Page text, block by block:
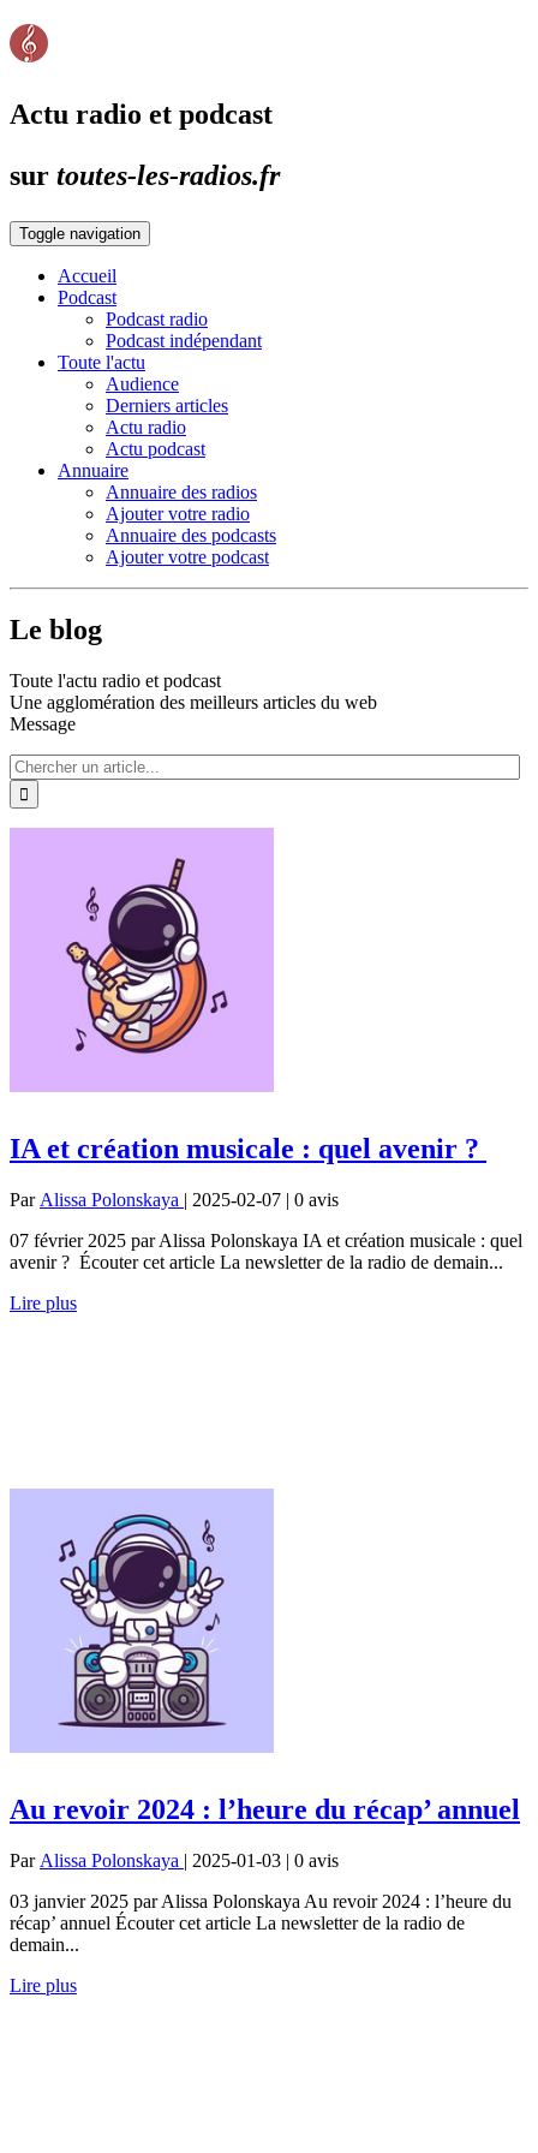
Actu radio et podcast
sur toutes-les-radios.fr
Toggle navigation
Accueil
Podcast
Podcast radio
Podcast indépendant
Toute l'actu
Audience
Derniers articles
Actu radio
Actu podcast
Annuaire
Annuaire des radios
Ajouter votre radio
Annuaire des podcasts
Ajouter votre podcast
Le blog
Toute l'actu radio et podcast
Une agglomération des meilleurs articles du web
Message
IA et création musicale : quel avenir ?
Par Alissa Polonskaya | 2025-02-07 | 0 avis
07 février 2025 par Alissa Polonskaya IA et création musicale : quel
avenir ? Écouter cet article La newsletter de la radio de demain...
Lire plus
Au revoir 2024 : l’heure du récap’ annuel
Par Alissa Polonskaya | 2025-01-03 | 0 avis
03 janvier 2025 par Alissa Polonskaya Au revoir 2024 : l’heure du
récap’ annuel Écouter cet article La newsletter de la radio de
demain...
Lire plus